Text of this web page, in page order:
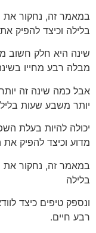
בלילה וכיצד להפיק
שינה היא חלק חשוב
מבלה רבע מחייו
אבל כמה שינה זה
יותר משבע שעות
יכולה להיות בעלת
מדוע וכיצד להפיק
בלילה
ונספק טיפים כיצד
רבע חיים.